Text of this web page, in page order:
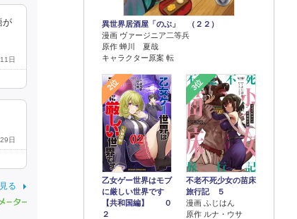
が
日
日
る
異世界居酒屋「のぶ」 （２２）
漫画 ヴァージニア二等兵
原作 蝉川 夏哉
キャラクター原案 転
2位
乙女ゲー世界はモブ
に厳しい世界です
【共和国編】 ０
２
3位
不老不死少女の苗床
旅行記 ５
漫画 ふじはん
原作 ルナ・ウサ